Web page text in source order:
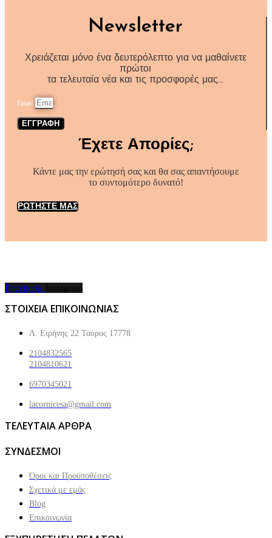
Newsletter
Χρειάζεται μόνο ένα δευτερόλεπτο για να μαθαίνετε
πρώτοι
τα τελευταία νέα και τις προσφορές μας…
Email
ΕΓΓΡΑΦΗ
Έχετε Απορίες;
Κάντε μας την ερώτησή σας και θα σας απαντήσουμε
το συντομότερο δυνατό!
ΡΩΤΗΣΤΕ ΜΑΣ
Facebook Instagram
ΣΤΟΙΧΕΙΑ ΕΠΙΚΟΙΝΩΝΙΑΣ
Λ. Ειρήνης 22 Ταύρος 17778
2104832565
2104810621
6970345021
lacornicesa@gmail.com
ΤΕΛΕΥΤΑΙΑ ΑΡΘΡΑ
ΣΥΝΔΕΣΜΟΙ
Όροι και Προϋποθέσεις
Σχετικά με εμάς
Blog
Επικοινωνία